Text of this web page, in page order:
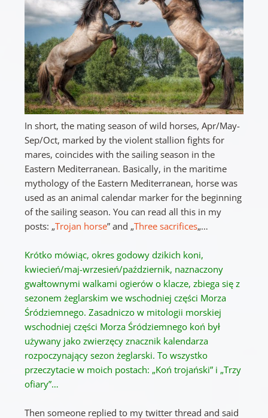
In short, the mating season of wild horses, Apr/May-
Sep/Oct, marked by the violent stallion fights for
mares, coincides with the sailing season in the
Eastern Mediterranean. Basically, in the maritime
mythology of the Eastern Mediterranean, horse was
used as an animal calendar marker for the beginning
of the sailing season. You can read all this in my
posts: „Trojan horse” and „Three sacrifices„…
Krótko mówiąc, okres godowy dzikich koni,
kwiecień/maj-wrzesień/październik, naznaczony
gwałtownymi walkami ogierów o klacze, zbiega się z
sezonem żeglarskim we wschodniej części Morza
Śródziemnego. Zasadniczo w mitologii morskiej
wschodniej części Morza Śródziemnego koń był
używany jako zwierzęcy znacznik kalendarza
rozpoczynający sezon żeglarski. To wszystko
przeczytacie w moich postach: „Koń trojański” i „Trzy
ofiary”…
Then someone replied to my twitter thread and said